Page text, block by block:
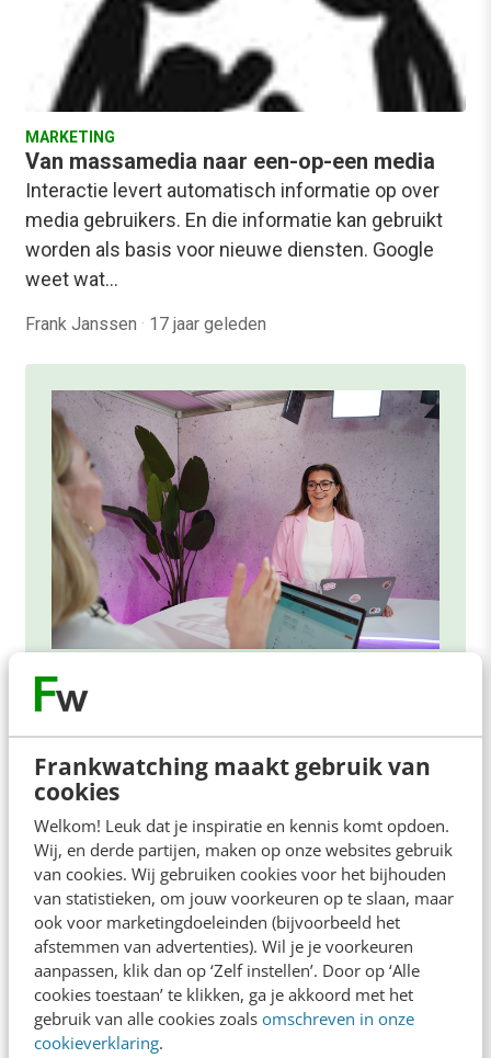
Frankwatching maakt gebruik van
cookies
Welkom! Leuk dat je inspiratie en kennis komt opdoen.
Wij, en derde partijen, maken op onze websites gebruik
van cookies. Wij gebruiken cookies voor het bijhouden
van statistieken, om jouw voorkeuren op te slaan, maar
ook voor marketingdoeleinden (bijvoorbeeld het
afstemmen van advertenties). Wil je je voorkeuren
aanpassen, klik dan op ‘Zelf instellen’. Door op ‘Alle
cookies toestaan’ te klikken, ga je akkoord met het
gebruik van alle cookies zoals omschreven in onze
cookieverklaring.
MARKETING
Van massamedia naar een-op-een media
Interactie levert automatisch informatie op over
media gebruikers. En die informatie kan gebruikt
worden als basis voor nieuwe diensten. Google
weet wat…
Frank Janssen · 17 jaar geleden
De nieuwe SEO- & GEO-
spelregels
In 2,5 uur van Google-first naar AI-first: zo wordt je
content beter gevonden. Schrijf je in en bekijk
direct.
Meer weten